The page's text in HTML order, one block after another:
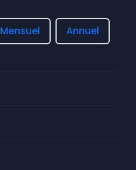
Mensuel Annuel